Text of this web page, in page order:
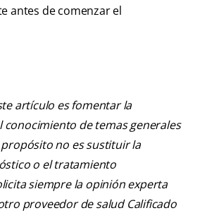
antes de comenzar el
artículo es fomentar la
conocimiento de temas generales
no es sustituir la
o el tratamiento
siempre la opinión experta
proveedor de salud Calificado